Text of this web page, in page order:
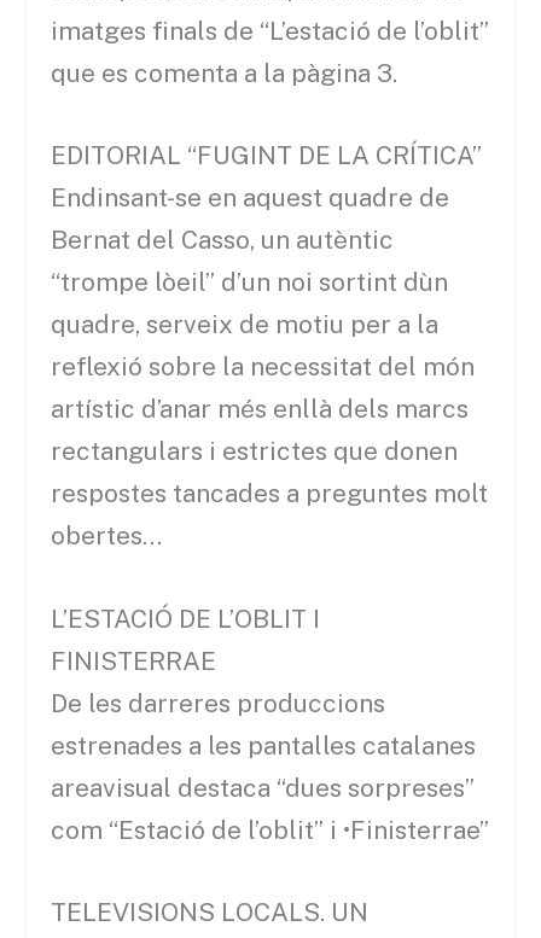
imatges finals de “L’estació de l’oblit”
que es comenta a la pàgina 3.
EDITORIAL “FUGINT DE LA CRÍTICA”
Endinsant-se en aquest quadre de
Bernat del Casso, un autèntic
“trompe lòeil” d’un noi sortint dùn
quadre, serveix de motiu per a la
reflexió sobre la necessitat del món
artístic d’anar més enllà dels marcs
rectangulars i estrictes que donen
respostes tancades a preguntes molt
obertes…
L’ESTACIÓ DE L’OBLIT I
FINISTERRAE
De les darreres produccions
estrenades a les pantalles catalanes
areavisual destaca “dues sorpreses”
com “Estació de l’oblit” i •Finisterrae”
TELEVISIONS LOCALS. UN